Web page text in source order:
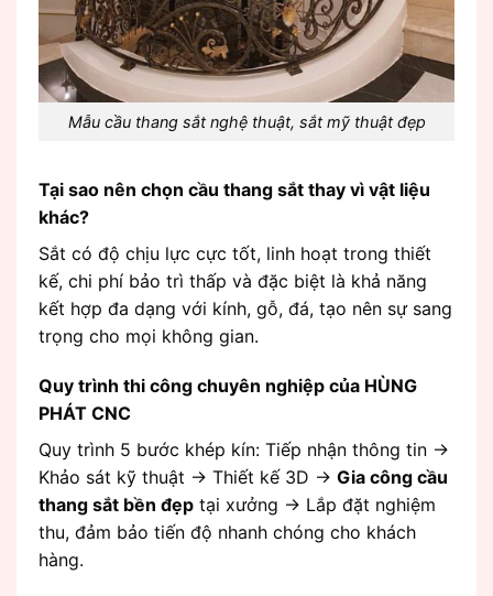
Mẫu cầu thang sắt nghệ thuật, sắt mỹ thuật đẹp
Tại sao nên chọn cầu thang sắt thay vì vật liệu
khác?
Sắt có độ chịu lực cực tốt, linh hoạt trong thiết
kế, chi phí bảo trì thấp và đặc biệt là khả năng
kết hợp đa dạng với kính, gỗ, đá, tạo nên sự sang
trọng cho mọi không gian.
Quy trình thi công chuyên nghiệp của HÙNG
PHÁT CNC
Quy trình 5 bước khép kín: Tiếp nhận thông tin ->
Khảo sát kỹ thuật -> Thiết kế 3D -> Gia công cầu
thang sắt bền đẹp tại xưởng -> Lắp đặt nghiệm
thu, đảm bảo tiến độ nhanh chóng cho khách
hàng.